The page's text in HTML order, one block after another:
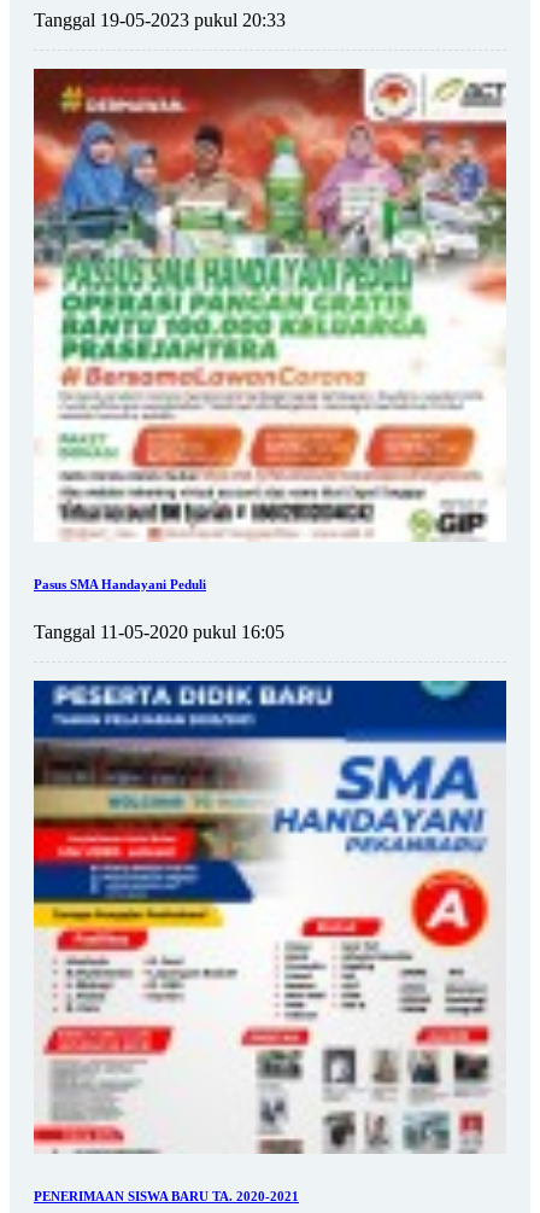
Tanggal 19-05-2023 pukul 20:33
Pasus SMA Handayani Peduli
Tanggal 11-05-2020 pukul 16:05
PENERIMAAN SISWA BARU TA. 2020-2021